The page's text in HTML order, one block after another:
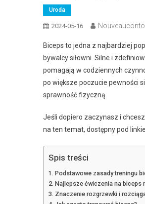
Uroda
2024-05-16
Biceps to jedna z najbardziej
bywalcy siłowni. Silne i
pomagają w codziennych
po większe poczucie pewności
sprawność fizyczną.
Jeśli dopiero zaczynasz i
na ten temat, dostępny pod
Spis treści
Podstawowe zasady treningu
Najlepsze ćwiczenia na biceps
Znaczenie rozgrzewki i